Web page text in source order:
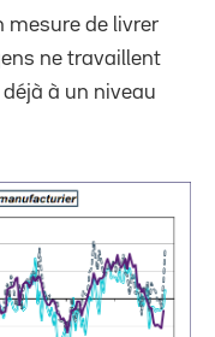
mesure de livrer
ne travaillent
à un niveau